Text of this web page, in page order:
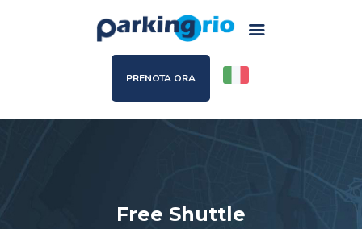
PRENOTA ORA
Free Shuttle
Parking